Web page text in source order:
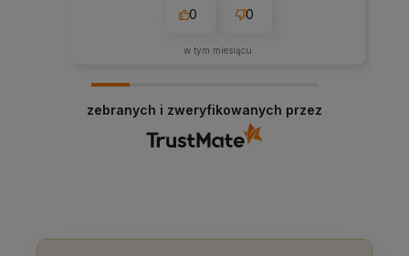
0 0
w tym miesiącu
zebranych i zweryfikowanych przez